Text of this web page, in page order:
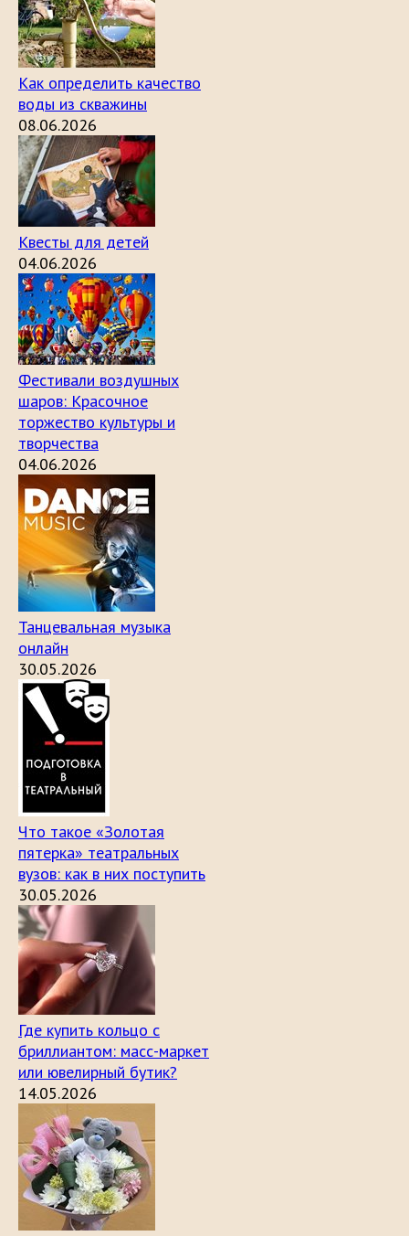
Как определить качество
воды из скважины
08.06.2026
Квесты для детей
04.06.2026
Фестивали воздушных
шаров: Красочное
торжество культуры и
творчества
04.06.2026
Танцевальная музыка
онлайн
30.05.2026
Что такое «Золотая
пятерка» театральных
вузов: как в них поступить
30.05.2026
Где купить кольцо с
бриллиантом: масс-маркет
или ювелирный бутик?
14.05.2026